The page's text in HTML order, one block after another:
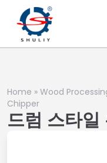
Home » Wood
Chipper
드럼 스타일